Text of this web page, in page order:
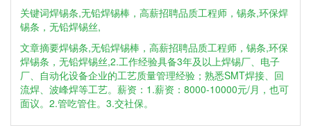
关键词焊锡条,无铅焊锡棒，高薪招聘品质工程师，锡条,环保焊
锡条，无铅焊锡丝,
文章摘要焊锡条,无铅焊锡棒，高薪招聘品质工程师，锡条,环保
焊锡条，无铅焊锡丝,2.工作经验具备3年及以上焊锡厂、电子
厂、自动化设备企业的工艺质量管理经验；熟悉SMT焊接、回
流焊、波峰焊等工艺。薪资：1.薪资：8000-10000元/月，也可
面议。2.管吃管住。3.交社保。